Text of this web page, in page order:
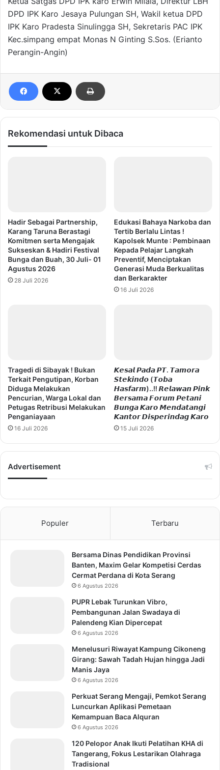
DPD IPK Karo Jesaya Pulungan SH, Wakil ketua DPD
IPK Karo Pradesta Sinulingga SH, Sekretaris PAC IPK
Kec.simpang empat Monas N Ginting S.Sos. (Erianto
Perangin-Angin)
Rekomendasi untuk Dibaca
Hadir Sebagai Partnership,
Karang Taruna Berastagi
Komitmen serta Mengajak
Sukseskan & Hadiri Festival
Bunga dan Buah, 30 Juli- 01
Agustus 2026
28 Juli 2026
Edukasi Bahaya Narkoba dan
Tertib Berlalu Lintas !
Kapolsek Munte : Pembinaan
Kepada Pelajar Langkah
Preventif, Menciptakan
Generasi Muda Berkualitas
dan Berkarakter
16 Juli 2026
Tragedi di Sibayak ! Bukan
Terkait Pengutipan, Korban
Diduga Melakukan
Pencurian, Warga Lokal dan
Petugas Retribusi Melakukan
Penganiayaan
16 Juli 2026
𝙆𝙚𝙨𝙖𝙡 𝙋𝙖𝙙𝙖 𝙋𝙏. 𝙏𝙖𝙢𝙤𝙧𝙖
𝙎𝙩𝙚𝙠𝙞𝙣𝙙𝙤 (𝙏𝙤𝙗𝙖
𝙃𝙖𝙨𝙛𝙖𝙧𝙢)..!! 𝙍𝙚𝙡𝙖𝙬𝙖𝙣 𝙋𝙞𝙣𝙠
𝘽𝙚𝙧𝙨𝙖𝙢𝙖 𝙁𝙤𝙧𝙪𝙢 𝙋𝙚𝙩𝙖𝙣𝙞
𝘽𝙪𝙣𝙜𝙖 𝙆𝙖𝙧𝙤 𝙈𝙚𝙣𝙙𝙖𝙩𝙖𝙣𝙜𝙞
𝙆𝙖𝙣𝙩𝙤𝙧 𝘿𝙞𝙨𝙥𝙚𝙧𝙞𝙣𝙙𝙖𝙜 𝙆𝙖𝙧𝙤
15 Juli 2026
Advertisement
Populer Terbaru
Bersama Dinas Pendidikan Provinsi
Banten, Maxim Gelar Kompetisi Cerdas
Cermat Perdana di Kota Serang
6 Agustus 2026
PUPR Lebak Turunkan Vibro,
Pembangunan Jalan Swadaya di
Palendeng Kian Dipercepat
6 Agustus 2026
Menelusuri Riwayat Kampung Cikoneng
Girang: Sawah Tadah Hujan hingga Jadi
Manis Jaya
6 Agustus 2026
Perkuat Serang Mengaji, Pemkot Serang
Luncurkan Aplikasi Pemetaan
Kemampuan Baca Alquran
6 Agustus 2026
120 Pelopor Anak Ikuti Pelatihan KHA di
Tangerang, Fokus Lestarikan Olahraga
Tradisional